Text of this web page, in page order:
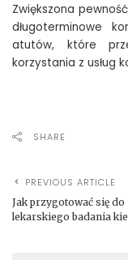
Zwiększona
długoterminowe
atutów, które
korzystania z usług
SHARE
PREVIOUS ARTICLE
Jak przygotować się do
lekarskiego badania